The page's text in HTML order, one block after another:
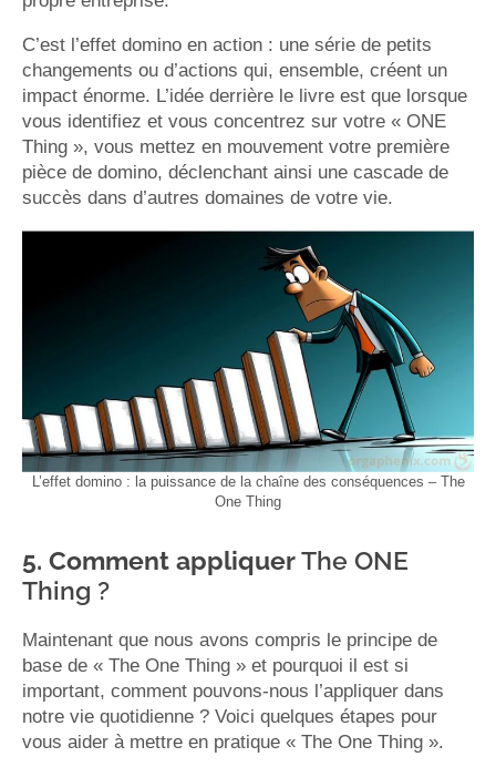
C’est l’effet domino en action : une série de petits
changements ou d’actions qui, ensemble, créent un
impact énorme. L’idée derrière le livre est que lorsque
vous identifiez et vous concentrez sur votre « ONE
Thing », vous mettez en mouvement votre première
pièce de domino, déclenchant ainsi une cascade de
succès dans d’autres domaines de votre vie.
L’effet domino : la puissance de la chaîne des conséquences – The
One Thing
5. Comment appliquerThe ONE
Thing ?
Maintenant que nous avons compris le principe de
base de « The One Thing » et pourquoi il est si
important, comment pouvons-nous l’appliquer dans
notre vie quotidienne ? Voici quelques étapes pour
vous aider à mettre en pratique « The One Thing ».